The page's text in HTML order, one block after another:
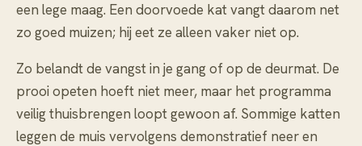
een lege maag. Een doorvoede kat vangt daarom net
zo goed muizen; hij eet ze alleen vaker niet op.
Zo belandt de vangst in je gang of op de deurmat. De
prooi opeten hoeft niet meer, maar het programma
veilig thuisbrengen loopt gewoon af. Sommige katten
leggen de muis vervolgens demonstratief neer en